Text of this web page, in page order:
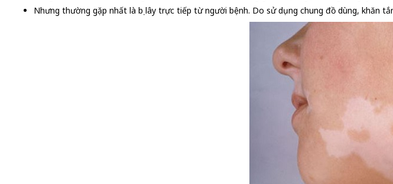
Nhưng thường gặp nhất là bị lây trực tiếp từ người bệnh. Do sử dụng chung đồ dùng, khăn